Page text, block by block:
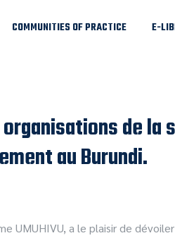
COMMUNITIES OF PRACTICE E-
de
au Burundi.
UMUHIVU, a le plaisir de